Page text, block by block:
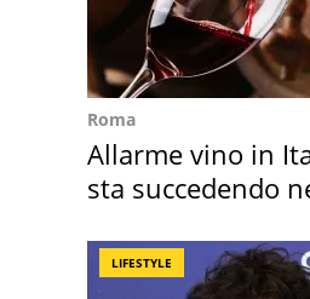
Roma
Allarme vino in
sta succedendo
LIFESTYLE